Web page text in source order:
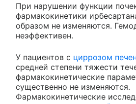
При нарушении функции
фармакокинетики
образом не изменяются.
неэффективен.
У пациентов с циррозом
средней степени тяжести
фармакокинетические
существенно не изменяются.
Фармакокинетические